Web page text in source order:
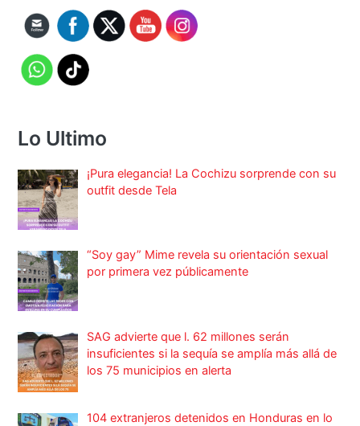
Lo Ultimo
¡Pura elegancia! La Cochizu sorprende con su
outfit desde Tela
“Soy gay” Mime revela su orientación sexual
por primera vez públicamente
SAG advierte que l. 62 millones serán
insuficientes si la sequía se amplía más allá de
los 75 municipios en alerta
104 extranjeros detenidos en Honduras en lo